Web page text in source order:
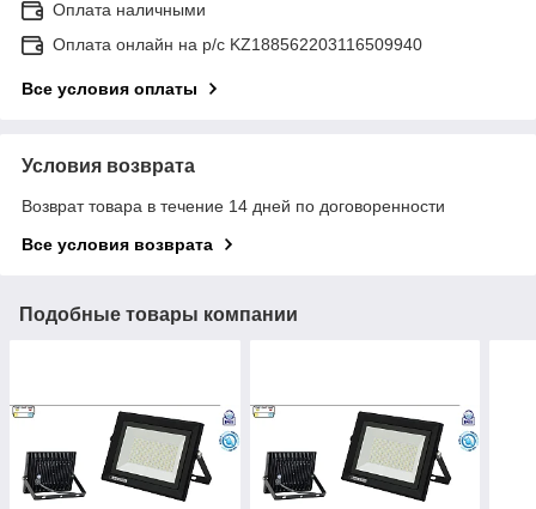
Оплата наличными
Оплата онлайн на р/с KZ188562203116509940
Все условия оплаты
Условия возврата
Возврат товара в течение 14 дней по договоренности
Все условия возврата
Подобные товары компании